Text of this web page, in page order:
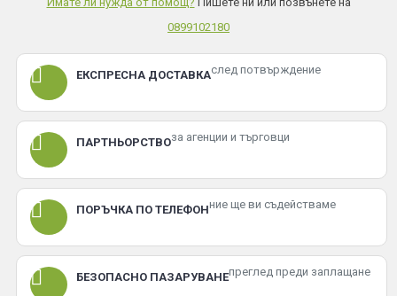
0899102180
ЕКСПРЕСНА ДОСТАВКАслед потвърждение
ПАРТНЬОРСТВОза агенции и търговци
ПОРЪЧКА ПО ТЕЛЕФОНние ще ви съдействаме
БЕЗОПАСНО ПАЗАРУВАНЕпреглед преди заплащане